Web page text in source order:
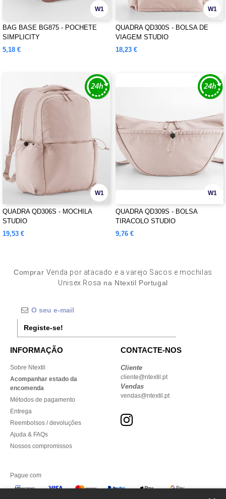
W1
BAG BASE BG875 - POCHETE
SIMPLICITY
5,18 €
W1
QUADRA QD300S - BOLSA DE
VIAGEM STUDIO
18,23 €
W1
QUADRA QD306S - MOCHILA
STUDIO
19,53 €
W1
QUADRA QD309S - BOLSA
TIRACOLO STUDIO
9,76 €
Comprar Venda por atacado e a varejo Sacos e mochilas
Unisex Rosa na Ntextil Portugal
Registe-se!
INFORMAÇÃO
Sobre Ntextil
Acompanhar estado da
encomenda
Métodos de pagamento
Entrega
Reembolsos / devoluções
Ajuda & FAQs
Nossos compromissos
CONTACTE-NOS
Cliente
cliente@ntextil.pt
Vendas
vendas@ntextil.pt
Pague com